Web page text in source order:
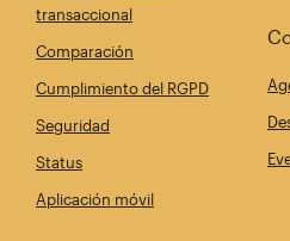
transaccional
Comparación
Cumplimiento del RGPD
Seguridad
Status
Aplicación móvil